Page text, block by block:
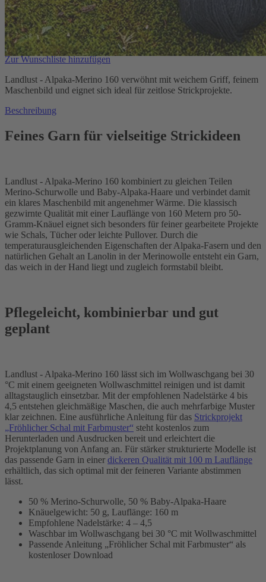
Farbe
1
Zum Warenkorb hinzufügen
Zur Wunschliste hinzufügen
Landlust - Alpaka-Merino 160 verwöhnt mit weichem Griff, feinem
Maschenbild und eignet sich ideal für zeitlose Strickprojekte.
Beschreibung
Feines Garn für vielseitige Strickideen
Landlust - Alpaka-Merino 160 kombiniert zu gleichen Teilen
Merino-Schurwolle und Baby-Alpaka-Haare und verbindet damit
ein klares Maschenbild mit angenehmer Wärme. Die klassisch
gezwirnte Qualität mit einer Lauflänge von 160 Metern pro 50-
Gramm-Knäuel eignet sich besonders für feiner gearbeitete Projekte
wie Schals, Tücher oder leichte Pullover. Durch die
temperaturausgleichenden Eigenschaften der Alpaka-Fasern und den
natürlichen Gehalt an Lanolin in der Merinowolle entsteht ein Garn,
das weich in der Hand liegt und zugleich formstabil bleibt.
Pflegeleicht, kombinierbar und gut
geplant
Landlust - Alpaka-Merino 160 lässt sich im Wollwaschgang bei 30
°C mit einem geeigneten Wollwaschmittel reinigen und ist damit
alltagstauglich einsetzbar. Mit der empfohlenen Nadelstärke 4 bis
4,5 entstehen gleichmäßige Maschen, die auch mehrfarbige Muster
klar zeichnen. Eine ausführliche Anleitung für das Strickprojekt
„Fröhlicher Schal mit Farbmuster“ steht kostenlos zum
Herunterladen und Ausdrucken bereit und erleichtert die
Projektplanung von Anfang an. Für stärker strukturierte Modelle ist
das passende Garn in einer dickeren Qualität mit 100 m Lauflänge
erhältlich, das sich optimal mit der feineren Variante abstimmen
lässt.
50 % Merino-Schurwolle, 50 % Baby-Alpaka-Haare
Knäuelgewicht: 50 g, Lauflänge: 160 m
Empfohlene Nadelstärke: 4 – 4,5
Waschbar im Wollwaschgang bei 30 °C mit Wollwaschmittel
Passende Anleitung „Fröhlicher Schal mit Farbmuster“ als
kostenloser Download